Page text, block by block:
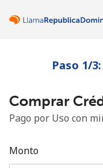
¿Ya tienes
Paso 1/
Comprar
Pago por Uso con
Monto